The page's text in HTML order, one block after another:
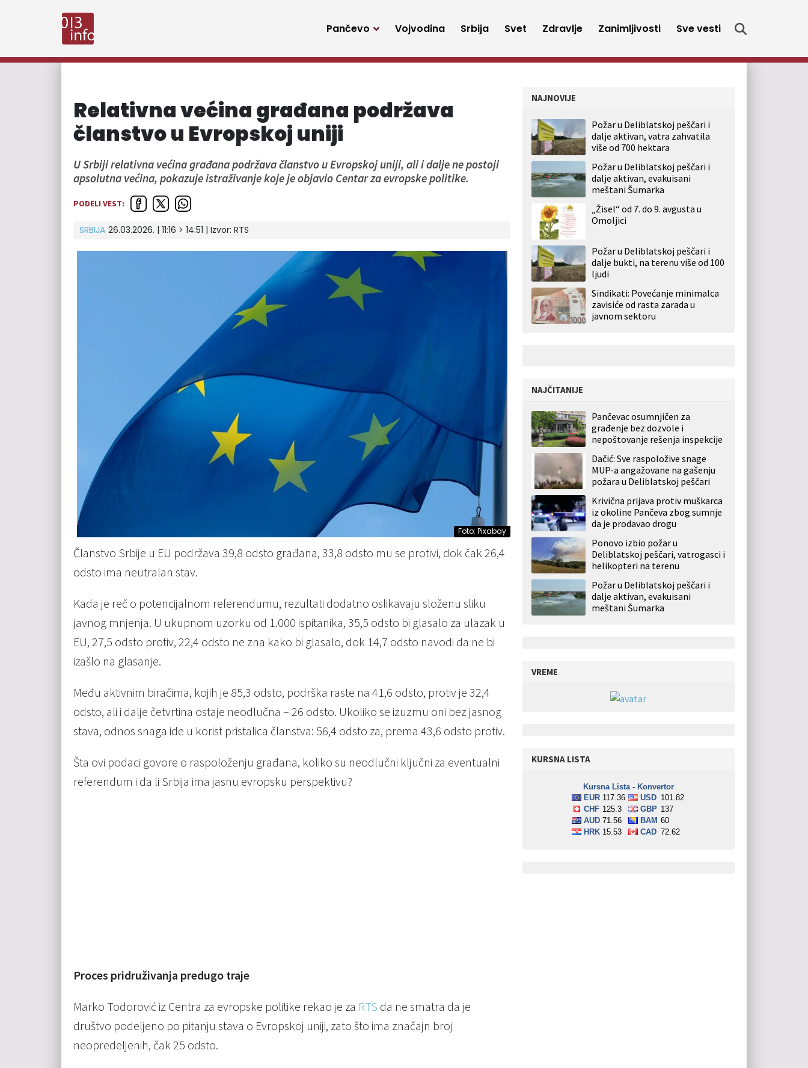
Pančevo Vojvodina Srbija Svet Zdravlje Zanimljivosti Sve vesti
Relativna većina građana podržava
članstvo u Evropskoj uniji
U Srbiji relativna većina građana podržava članstvo u Evropskoj uniji, ali i dalje ne postoji
apsolutna većina, pokazuje istraživanje koje je objavio Centar za evropske politike.
PODELI VEST:
SRBIJA 26.03.2026. | 11:16 > 14:51 | Izvor: RTS
Foto: Pixabay
Članstvo Srbije u EU podržava 39,8 odsto građana, 33,8 odsto mu se protivi, dok čak 26,4
odsto ima neutralan stav.
Kada je reč o potencijalnom referendumu, rezultati dodatno oslikavaju složenu sliku
javnog mnjenja. U ukupnom uzorku od 1.000 ispitanika, 35,5 odsto bi glasalo za ulazak u
EU, 27,5 odsto protiv, 22,4 odsto ne zna kako bi glasalo, dok 14,7 odsto navodi da ne bi
izašlo na glasanje.
Među aktivnim biračima, kojih je 85,3 odsto, podrška raste na 41,6 odsto, protiv je 32,4
odsto, ali i dalje četvrtina ostaje neodlučna – 26 odsto. Ukoliko se izuzmu oni bez jasnog
stava, odnos snaga ide u korist pristalica članstva: 56,4 odsto za, prema 43,6 odsto protiv.
Šta ovi podaci govore o raspoloženju građana, koliko su neodlučni ključni za eventualni
referendum i da li Srbija ima jasnu evropsku perspektivu?
Proces pridruživanja predugo traje
Marko Todorović iz Centra za evropske politike rekao je za RTS da ne smatra da je
društvo podeljeno po pitanju stava o Evropskoj uniji, zato što ima značajn broj
neopredeljenih, čak 25 odsto.
NAJNOVIJE
Požar u Deliblatskoj peščari i
dalje aktivan, vatra zahvatila
više od 700 hektara
Požar u Deliblatskoj peščari i
dalje aktivan, evakuisani
meštani Šumarka
„Žisel“ od 7. do 9. avgusta u
Omoljici
Požar u Deliblatskoj peščari i
dalje bukti, na terenu više od 100
ljudi
Sindikati: Povećanje minimalca
zavisiće od rasta zarada u
javnom sektoru
NAJČITANIJE
Pančevac osumnjičen za
građenje bez dozvole i
nepoštovanje rešenja inspekcije
Dačić: Sve raspoložive snage
MUP-a angažovane na gašenju
požara u Deliblatskoj peščari
Krivična prijava protiv muškarca
iz okoline Pančeva zbog sumnje
da je prodavao drogu
Ponovo izbio požar u
Deliblatskoj peščari, vatrogasci i
helikopteri na terenu
Požar u Deliblatskoj peščari i
dalje aktivan, evakuisani
meštani Šumarka
VREME
KURSNA LISTA